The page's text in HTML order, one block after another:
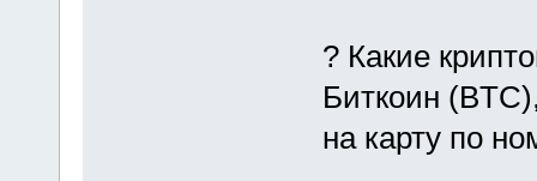
? Какие
Биткоин
на карту по